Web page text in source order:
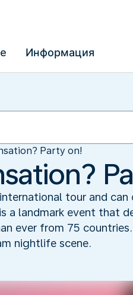
Информация
Party on!
tour and
landmark event that
ever from 75
nightlife scene.